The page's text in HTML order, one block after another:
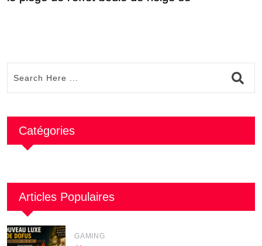
Catégories
Articles Populaires
GAMING